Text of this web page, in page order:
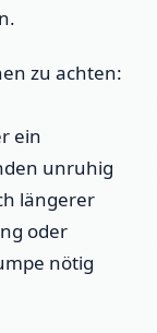
zu achten:
ein
unruhig
längerer
oder
nötig